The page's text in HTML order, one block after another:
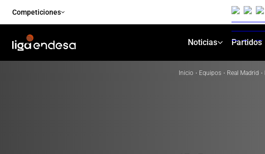
Competiciones
Noticias Partidos
Inicio · Equipos · Real Madrid ·